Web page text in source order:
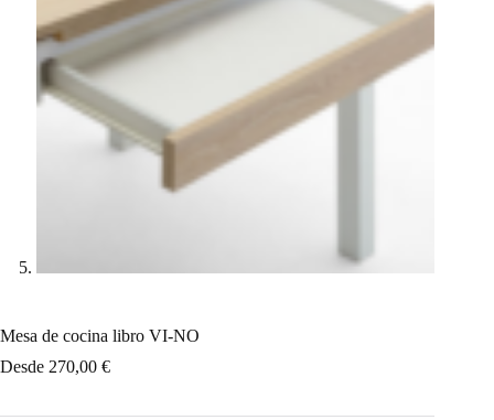
Mesa de cocina libro VI-NO
Desde 270,00 €